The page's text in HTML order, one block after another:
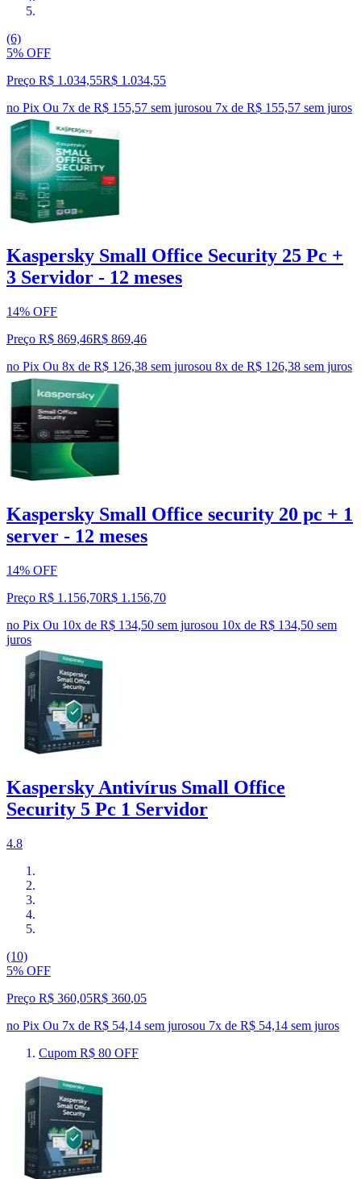
(6)
5% OFF
Preço R$ 1.034,55R$ 1.034,55
no Pix Ou 7x de R$ 155,57 sem jurosou 7x de R$ 155,57 sem juros
Kaspersky Small Office Security 25 Pc +
3 Servidor - 12 meses
14% OFF
Preço R$ 869,46R$ 869,46
no Pix Ou 8x de R$ 126,38 sem jurosou 8x de R$ 126,38 sem juros
Kaspersky Small Office security 20 pc + 1
server - 12 meses
14% OFF
Preço R$ 1.156,70R$ 1.156,70
no Pix Ou 10x de R$ 134,50 sem jurosou 10x de R$ 134,50 sem
juros
Kaspersky Antivírus Small Office
Security 5 Pc 1 Servidor
4.8
(10)
5% OFF
Preço R$ 360,05R$ 360,05
no Pix Ou 7x de R$ 54,14 sem jurosou 7x de R$ 54,14 sem juros
Cupom R$ 80 OFF